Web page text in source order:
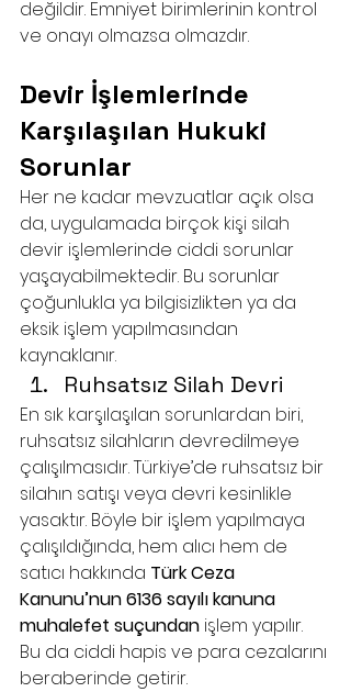
değildir. Emniyet birimlerinin kontrol
ve onayı olmazsa olmazdır.
Devir İşlemlerinde
Karşılaşılan Hukuki
Sorunlar
Her ne kadar mevzuatlar açık olsa
da, uygulamada birçok kişi silah
devir işlemlerinde ciddi sorunlar
yaşayabilmektedir. Bu sorunlar
çoğunlukla ya bilgisizlikten ya da
eksik işlem yapılmasından
kaynaklanır.
Ruhsatsız Silah Devri
En sık karşılaşılan sorunlardan biri,
ruhsatsız silahların devredilmeye
çalışılmasıdır. Türkiye’de ruhsatsız bir
silahın satışı veya devri kesinlikle
yasaktır. Böyle bir işlem yapılmaya
çalışıldığında, hem alıcı hem de
satıcı hakkında Türk Ceza
Kanunu’nun 6136 sayılı kanuna
muhalefet suçundan işlem yapılır.
Bu da ciddi hapis ve para cezalarını
beraberinde getirir.